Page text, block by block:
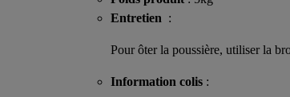
Entretien :
Pour ôter la poussière, utiliser la
Information colis :